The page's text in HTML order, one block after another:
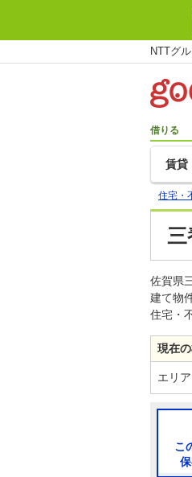
NTTグ
借りる
賃貸
住宅・
三
佐賀県
建て物
住宅・
現在
エリ
こ